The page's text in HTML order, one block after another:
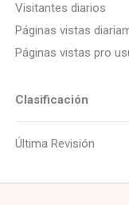
Visitantes diarios
Páginas vistas
Páginas vistas pro
Clasificación
Última Revisión